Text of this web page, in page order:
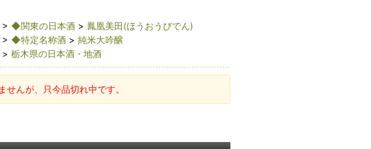
◆関東の日本酒> 鳳凰美田(ほうおうびでん)
◆特定名称酒> 純米大吟醸
栃木県の日本酒・地酒
せんが、只今品切れ中です。